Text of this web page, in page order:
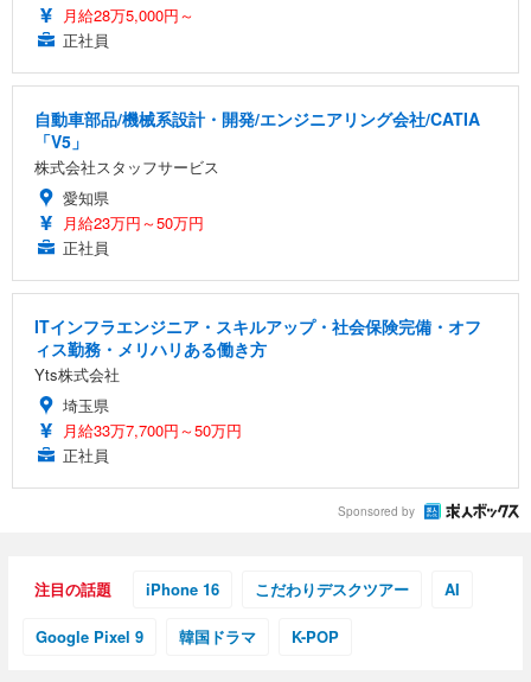
月給28万5,000円～
正社員
自動車部品/機械系設計・開発/エンジニアリング会社/CATIA
「V5」
株式会社スタッフサービス
愛知県
月給23万円～50万円
正社員
ITインフラエンジニア・スキルアップ・社会保険完備・オフ
ィス勤務・メリハリある働き方
Yts株式会社
埼玉県
月給33万7,700円～50万円
正社員
Sponsored by
注目の話題 iPhone 16 こだわりデスクツアー AI
Google Pixel 9 韓国ドラマ K-POP